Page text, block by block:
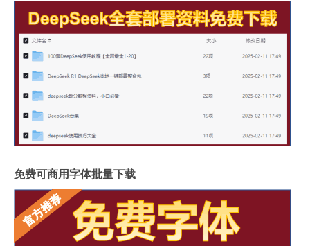
免费可商用字体批量下载